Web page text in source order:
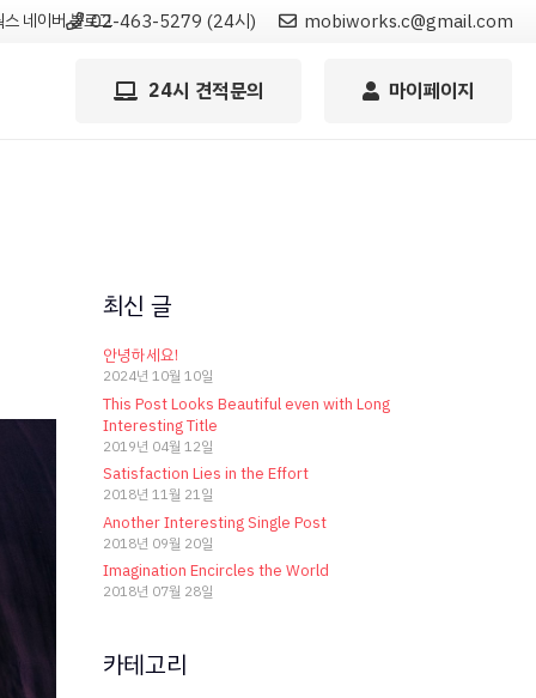
네이버 블로그02-463-5279 (24시) mobiworks.c@gmail.com
24시 견적문의 마이페이지
최신 글
안녕하세요!
2024년 10월 10일
This Post Looks Beautiful even with Long
Interesting Title
2019년 04월 12일
Satisfaction Lies in the Effort
2018년 11월 21일
Another Interesting Single Post
2018년 09월 20일
Imagination Encircles the World
2018년 07월 28일
카테고리